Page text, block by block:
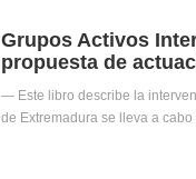
Grupos Activos
propuesta de
Este libro describe la
de Extremadura se lleva a